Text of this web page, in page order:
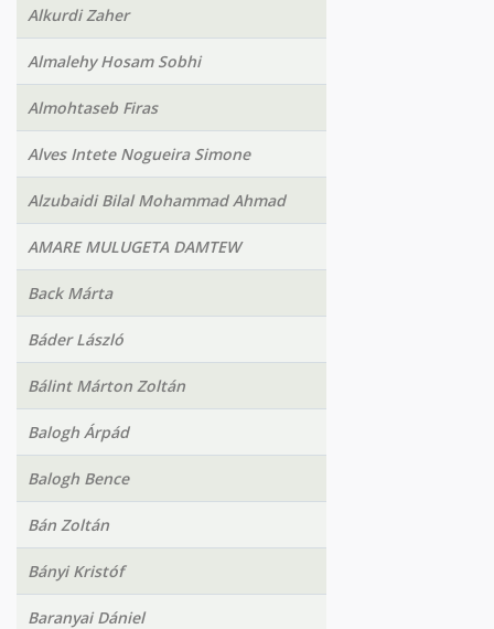
Alkurdi Zaher
Almalehy Hosam Sobhi
Almohtaseb Firas
Alves Intete Nogueira Simone
Alzubaidi Bilal Mohammad Ahmad
AMARE MULUGETA DAMTEW
Back Márta
Báder László
Bálint Márton Zoltán
Balogh Árpád
Balogh Bence
Bán Zoltán
Bányi Kristóf
Baranyai Dániel